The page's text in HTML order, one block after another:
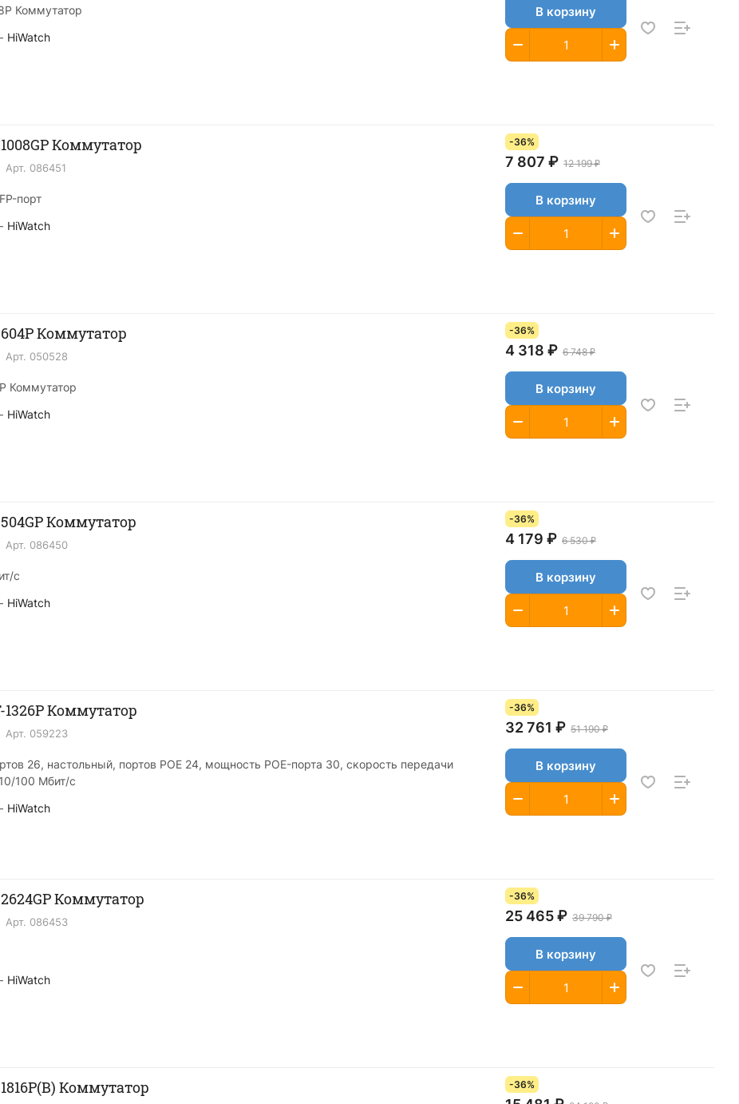
Коммутатор
HiWatch
В корзину
Коммутатор
Арт. 086451
порт
HiWatch
-36%
7 807 ₽ 12 199 ₽
В корзину
Коммутатор
Арт. 050528
Коммутатор
HiWatch
-36%
4 318 ₽ 6 748 ₽
В корзину
Коммутатор
Арт. 086450
с
HiWatch
-36%
4 179 ₽ 6 530 ₽
В корзину
Коммутатор
Арт. 059223
26, настольный, портов POE 24, мощность POE-порта 30, скорость передачи
100 Мбит/с
HiWatch
-36%
32 761 ₽ 51 190 ₽
В корзину
Коммутатор
Арт. 086453
HiWatch
-36%
25 465 ₽ 39 790 ₽
В корзину
Коммутатор -36%